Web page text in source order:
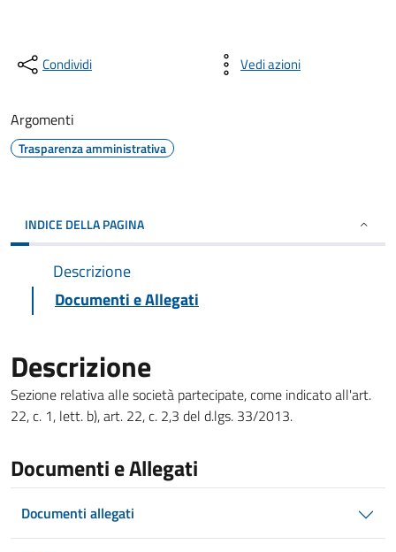
Condividi Vedi azioni
Argomenti
Trasparenza amministrativa
INDICE DELLA PAGINA
Descrizione
Documenti e Allegati
Descrizione
Sezione relativa alle società partecipate, come indicato all'art.
22, c. 1, lett. b), art. 22, c. 2,3 del d.lgs. 33/2013.
Documenti e Allegati
Documenti allegati